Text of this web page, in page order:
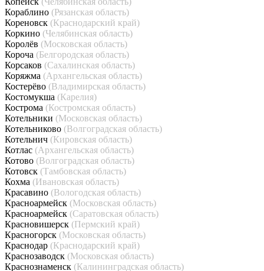
Кораблино (Рязанская область)
Кореновск (Краснодарский край)
Коркино (Челябинская область)
Королёв (Московская область)
Короча (Белгородская область)
Корсаков (Сахалинская область)
Коряжма (Архангельская область)
Костерёво (Владимирская область)
Костомукша (Карелия)
Кострома (Костромская область)
Котельники (Московская область)
Котельниково (Волгоградская область)
Котельнич (Кировская область)
Котлас (Архангельская область)
Котово (Волгоградская область)
Котовск (Тамбовская область)
Кохма (Ивановская область)
Красавино (Вологодская область)
Красноармейск (Московская область)
Красноармейск (Саратовская область)
Красновишерск (Пермский край)
Красногорск (Московская область)
Краснодар (Краснодарский край)
Краснозаводск (Московская область)
Краснознаменск (Калининградская область)